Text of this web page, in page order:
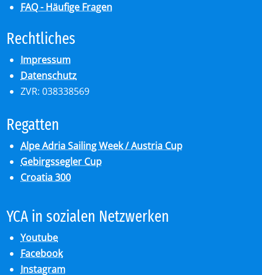
FAQ - Häufige Fragen
Recht­li­ches
Impressum
Datenschutz
ZVR: 038338569
Re­gat­ten
Alpe Adria Sailing Week / Austria Cup
Gebirgssegler Cup
Croatia 300
YCA in so­zia­len Netz­wer­ken
Youtube
Facebook
Instagram